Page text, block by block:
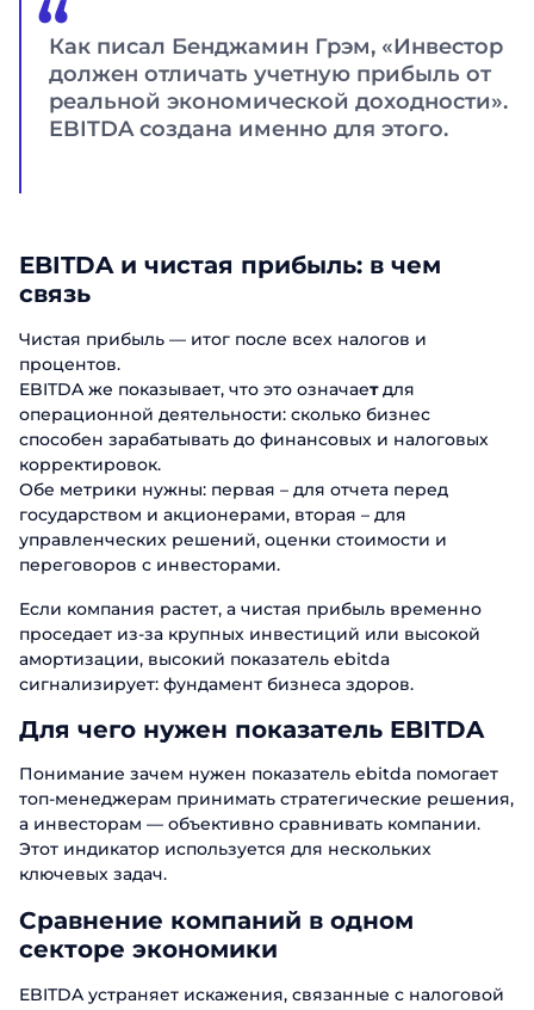
Как писал Бенджамин Грэм, «Инвестор
должен отличать учетную прибыль от
реальной экономической доходности».
EBITDA создана именно для этого.
EBITDA и чистая прибыль: в чем
связь
Чистая прибыль — итог после всех налогов и
процентов.
EBITDA же показывает, что это означаетдля
операционной деятельности: сколько бизнес
способен зарабатывать до финансовых и налоговых
корректировок.
Обе метрики нужны: первая – для отчета перед
государством и акционерами, вторая – для
управленческих решений, оценки стоимости и
переговоров с инвесторами.
Если компания растет, а чистая прибыль временно
проседает из-за крупных инвестиций или высокой
амортизации, высокий показатель ebitda
сигнализирует: фундамент бизнеса здоров.
Для чего нужен показатель EBITDA
Понимание зачем нужен показатель ebitda помогает
топ-менеджерам принимать стратегические решения,
а инвесторам — объективно сравнивать компании.
Этот индикатор используется для нескольких
ключевых задач.
Сравнение компаний в одном
секторе экономики
EBITDA устраняет искажения, связанные с налоговой